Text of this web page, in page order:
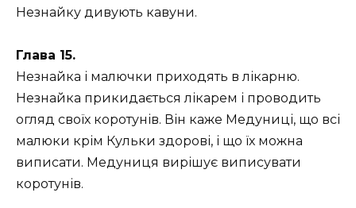
Незнайку дивують кавуни.
Глава 15.
Незнайка і малючки приходять в лікарню.
Незнайка прикидається лікарем і проводить
огляд своїх коротунів. Він каже Медуниці, що всі
малюки крім Кульки здорові, і що їх можна
виписати. Медуниця вирішує виписувати
коротунів.